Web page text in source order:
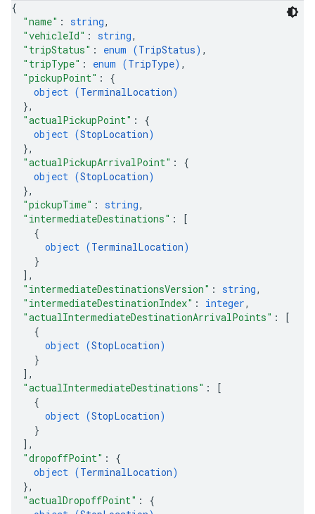
{
"name" : string,
"vehicleId" : string,
"tripStatus" : enum (TripStatus) ,
"tripType" : enum (TripType) ,
"pickupPoint" : {
object (TerminalLocation)
},
"actualPickupPoint" : {
object (StopLocation)
},
"actualPickupArrivalPoint" : {
object (StopLocation)
},
"pickupTime" : string,
"intermediateDestinations" :
[
{
object (TerminalLocation)
}
] ,
"intermediateDestinationsVersion" : string,
"intermediateDestinationIndex" : integer,
"actualIntermediateDestinationArrivalPoints" :
[
{
object (StopLocation)
}
] ,
"actualIntermediateDestinations" :
[
{
object (StopLocation)
}
] ,
"dropoffPoint" : {
object (TerminalLocation)
},
"actualDropoffPoint" : {